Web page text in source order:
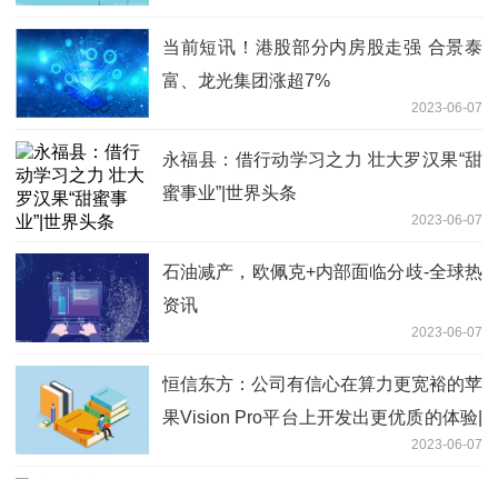
当前短讯！港股部分内房股走强 合景泰
富、龙光集团涨超7%
2023-06-07
永福县：借行动学习之力 壮大罗汉果“甜
蜜事业”|世界头条
2023-06-07
石油减产，欧佩克+内部面临分歧-全球热
资讯
2023-06-07
恒信东方：公司有信心在算力更宽裕的苹
果Vision Pro平台上开发出更优质的体验|
2023-06-07